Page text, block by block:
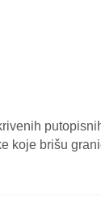
koje brišu